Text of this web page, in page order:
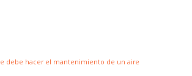
debe hacer el mantenimiento de un aire